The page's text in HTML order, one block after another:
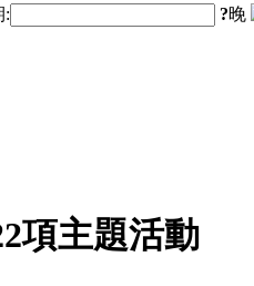
: ?晚
項主題活動